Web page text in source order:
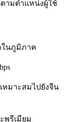
ามตำแหน่งผู้ใช้
ในภูมิภาค
หมาะสมไปยังจีน
พรีเมียม